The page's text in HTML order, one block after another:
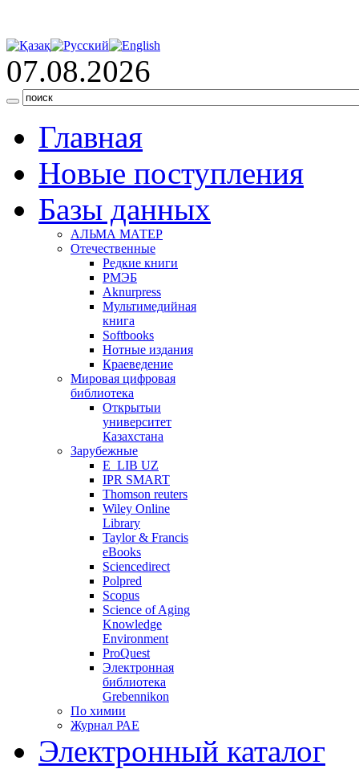
07.08.2026
Главная
Новые поступления
Базы данных
АЛЬМА МАТЕР
Отечественные
Редкие книги
РМЭБ
Аknurpress
Мультимедийная
книга
Softbooks
Нотные издания
Краеведение
Мировая цифровая
библиотека
Открытыи
университет
Казахстана
Зарубежные
E_LIB UZ
IPR SMART
Thomson reuters
Wiley Online
Library
Taylor & Francis
eBooks
Sciencedirect
Polpred
Scopus
Science of Aging
Knowledge
Environment
ProQuest
Электронная
библиотека
Grebennikon
По химии
Журнал РАЕ
Электронный каталог